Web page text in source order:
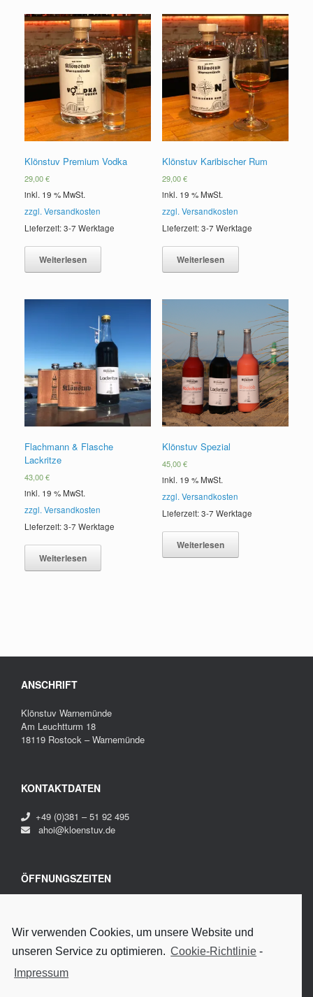
Wir verwenden Cookies, um unsere Website und
unseren Service zu optimieren. Cookie-Richtlinie -
Impressum
Klönstuv Premium Vodka
29,00€
inkl. 19 % MwSt.
zzgl. Versandkosten
Lieferzeit: 3-7 Werktage
Weiterlesen
Klönstuv Karibischer Rum
29,00€
inkl. 19 % MwSt.
zzgl. Versandkosten
Lieferzeit: 3-7 Werktage
Weiterlesen
Flachmann & Flasche
Lackritze
43,00€
inkl. 19 % MwSt.
zzgl. Versandkosten
Lieferzeit: 3-7 Werktage
Weiterlesen
Klönstuv Spezial
45,00€
inkl. 19 % MwSt.
zzgl. Versandkosten
Lieferzeit: 3-7 Werktage
Weiterlesen
ANSCHRIFT
Klönstuv Warnemünde
Am Leuchtturm 18
18119 Rostock – Warnemünde
KONTAKTDATEN
+49 (0)381 – 51 92 495
ahoi@kloenstuv.de
ÖFFNUNGSZEITEN
Fr. + Sa. bis 06:00 Uhr
RECHTLICHES